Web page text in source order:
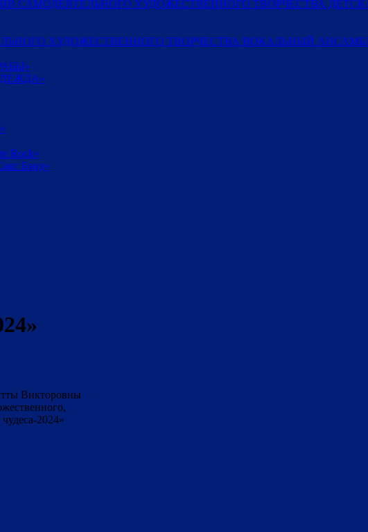
САМОДЕЯТЕЛЬНОГО ХУДОЖЕСТВЕННОГО ТВОРЧЕСТВА
ХУДОЖЕСТВЕННОГО ТВОРЧЕСТВА ВОКАЛЬНЫЙ
Rock»
Бэнд»
Викторовны
2024»